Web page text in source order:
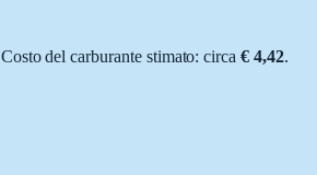
Costo del carburante stimato: circa € 4,42.